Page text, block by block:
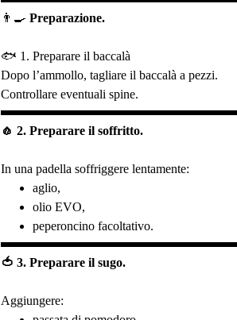
👨‍🍳Preparazione.
🐟 1. Preparare il baccalà
Dopo l’ammollo, tagliare il baccalà a pezzi.
Controllare eventuali spine.
🧄 2. Preparare il soffritto.
In una padella soffriggere lentamente:
aglio,
olio EVO,
peperoncino facoltativo.
🍅 3. Preparare il sugo.
Aggiungere: